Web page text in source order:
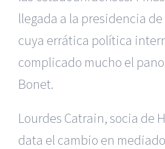
llegada a la presidencia
cuya errática política
complicado mucho el
Bonet.
Lourdes Catrain, socia de
data el cambio en